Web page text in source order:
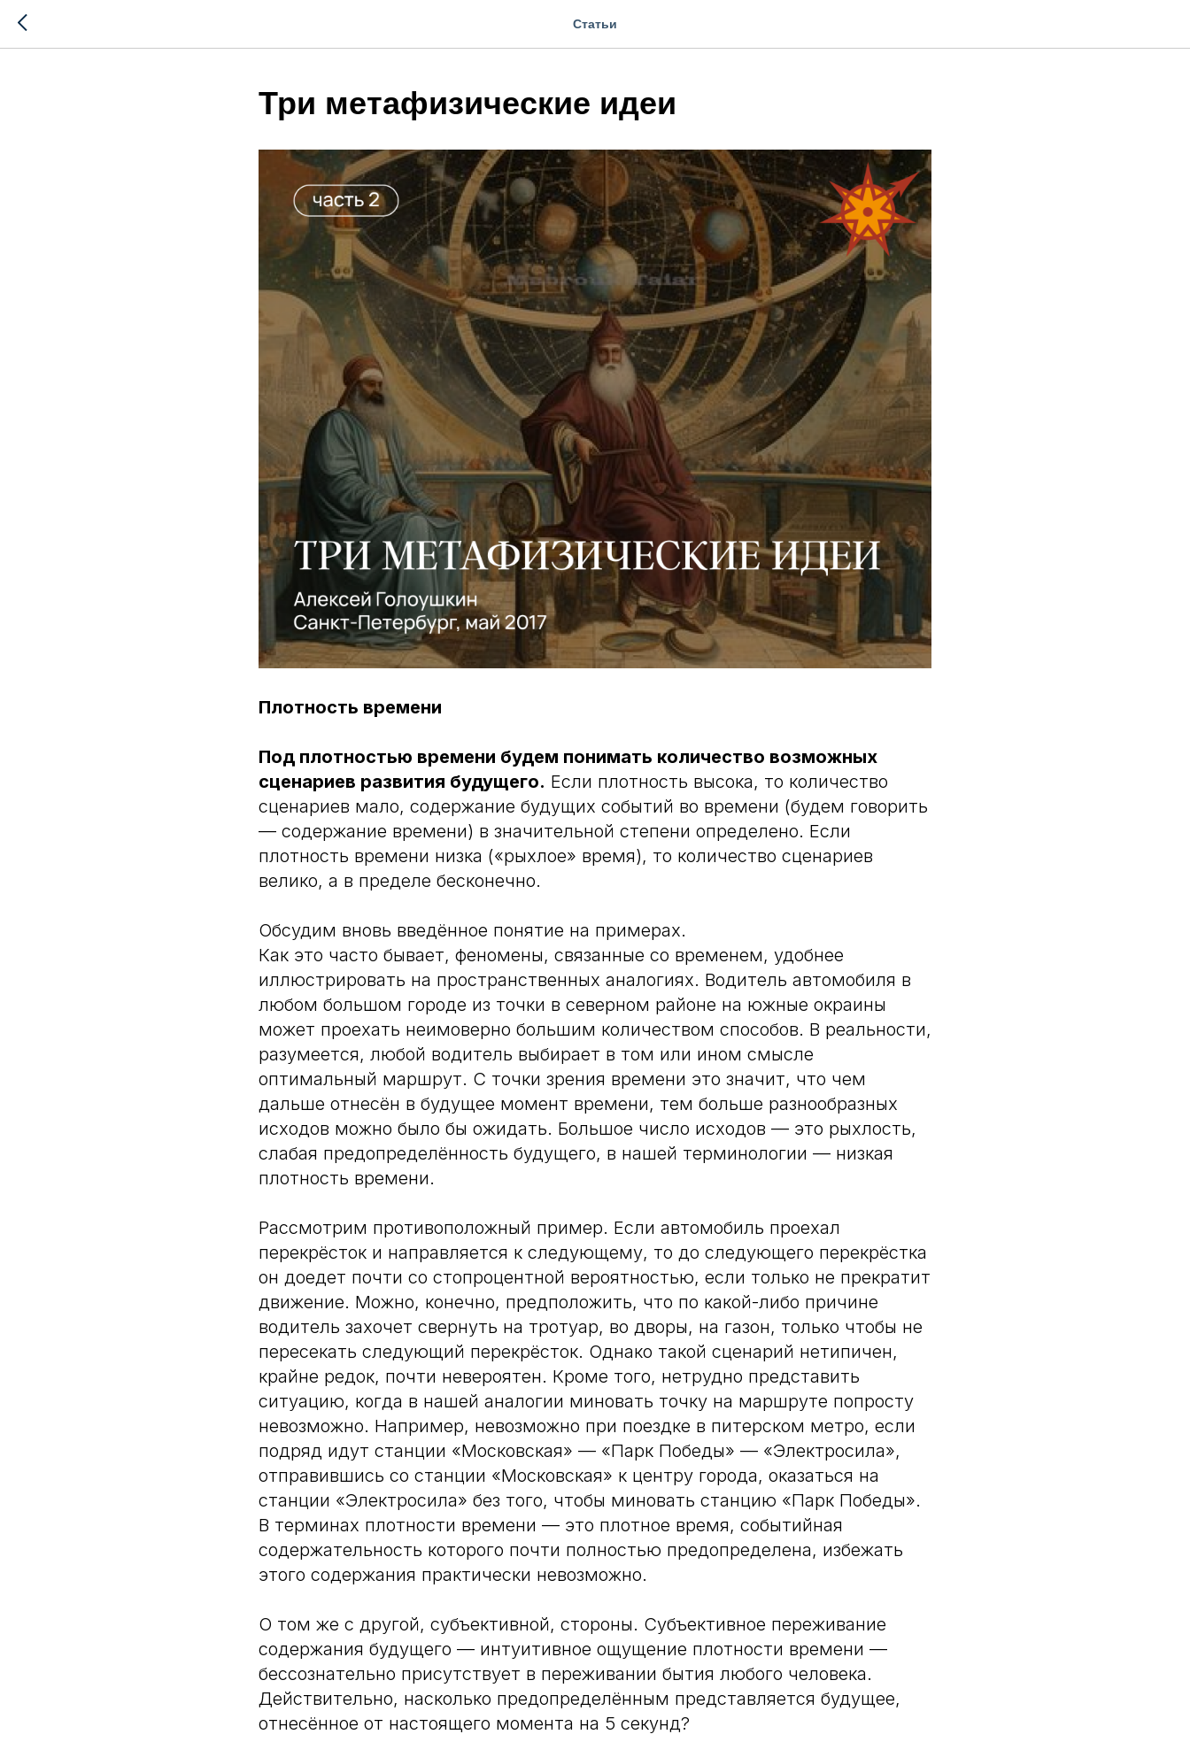
Статьи
Три метафизические идеи
Плотность времени
Под плотностью времени будем понимать количество возможных
сценариев развития будущего. Если плотность высока, то количество
сценариев мало, содержание будущих событий во времени (будем говорить
— содержание времени) в значительной степени определено. Если
плотность времени низка («рыхлое» время), то количество сценариев
велико, а в пределе бесконечно.
Обсудим вновь введённое понятие на примерах.
Как это часто бывает, феномены, связанные со временем, удобнее
иллюстрировать на пространственных аналогиях. Водитель автомобиля в
любом большом городе из точки в северном районе на южные окраины
может проехать неимоверно большим количеством способов. В реальности,
разумеется, любой водитель выбирает в том или ином смысле
оптимальный маршрут. С точки зрения времени это значит, что чем
дальше отнесён в будущее момент времени, тем больше разнообразных
исходов можно было бы ожидать. Большое число исходов — это рыхлость,
слабая предопределённость будущего, в нашей терминологии — низкая
плотность времени.
Рассмотрим противоположный пример. Если автомобиль проехал
перекрёсток и направляется к следующему, то до следующего перекрёстка
он доедет почти со стопроцентной вероятностью, если только не прекратит
движение. Можно, конечно, предположить, что по какой-либо причине
водитель захочет свернуть на тротуар, во дворы, на газон, только чтобы не
пересекать следующий перекрёсток. Однако такой сценарий нетипичен,
крайне редок, почти невероятен. Кроме того, нетрудно представить
ситуацию, когда в нашей аналогии миновать точку на маршруте попросту
невозможно. Например, невозможно при поездке в питерском метро, если
подряд идут станции «Московская» — «Парк Победы» — «Электросила»,
отправившись со станции «Московская» к центру города, оказаться на
станции «Электросила» без того, чтобы миновать станцию «Парк Победы».
В терминах плотности времени — это плотное время, событийная
содержательность которого почти полностью предопределена, избежать
этого содержания практически невозможно.
О том же с другой, субъективной, стороны. Субъективное переживание
содержания будущего — интуитивное ощущение плотности времени —
бессознательно присутствует в переживании бытия любого человека.
Действительно, насколько предопределённым представляется будущее,
отнесённое от настоящего момента на 5 секунд?